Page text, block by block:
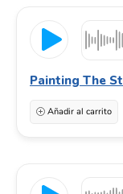
Painting The
Añadir al carrito